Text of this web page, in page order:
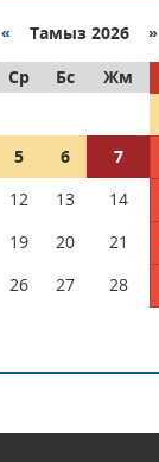
« Тамыз 2026 »
Ср Бс Жм
5 6 7
12 13 14
19 20 21
26 27 28